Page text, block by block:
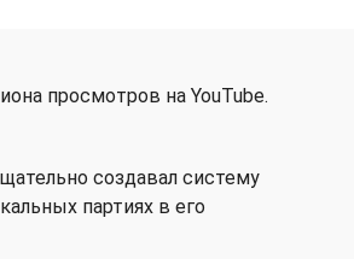
просмотров на YouTube.
создавал систему
партиях в его